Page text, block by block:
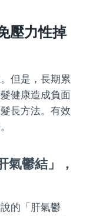
壓力性掉
但是，長期累
健康造成負面
長方法。有效
氣鬱結」，
的「肝氣鬱